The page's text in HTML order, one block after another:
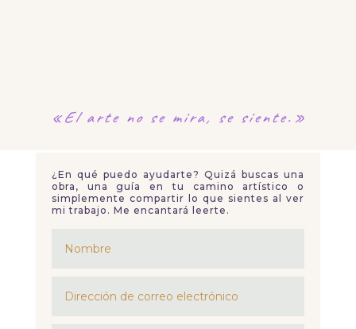
«El arte no se mira, se siente.»
¿En qué puedo ayudarte? Quizá buscas una
obra, una guía en tu camino artístico o
simplemente compartir lo que sientes al ver
mi trabajo. Me encantará leerte.